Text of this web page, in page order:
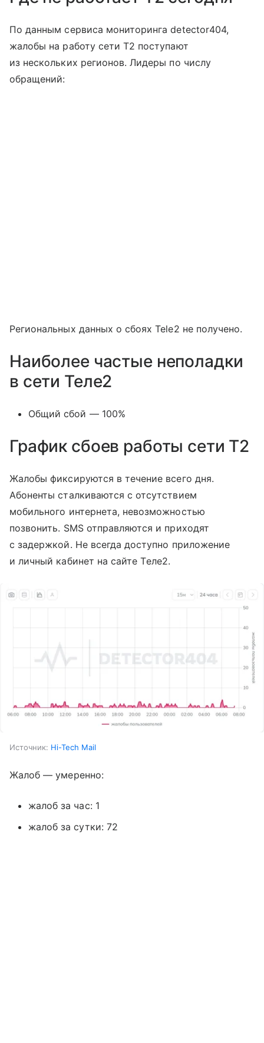
По данным сервиса мониторинга detector404,
жалобы на работу сети T2 поступают
из нескольких регионов. Лидеры по числу
обращений:
Региональных данных о сбоях Tele2 не получено.
Наиболее частые неполадки
в сети Теле2
Общий сбой — 100%
График сбоев работы сети T2
Жалобы фиксируются в течение всего дня.
Абоненты сталкиваются с отсутствием
мобильного интернета, невозможностью
позвонить. SMS отправляются и приходят
с задержкой. Не всегда доступно приложение
и личный кабинет на сайте Tеле2.
Источник: Hi-Tech Mail
Жалоб — умеренно:
жалоб за час: 1
жалоб за сутки: 72